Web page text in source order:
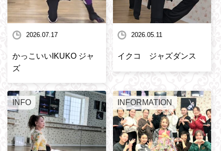
2026.07.17
かっこいいIKUKO ジャ
ズ
2026.05.11
イクコ ジャズダンス
INFO INFORMATION